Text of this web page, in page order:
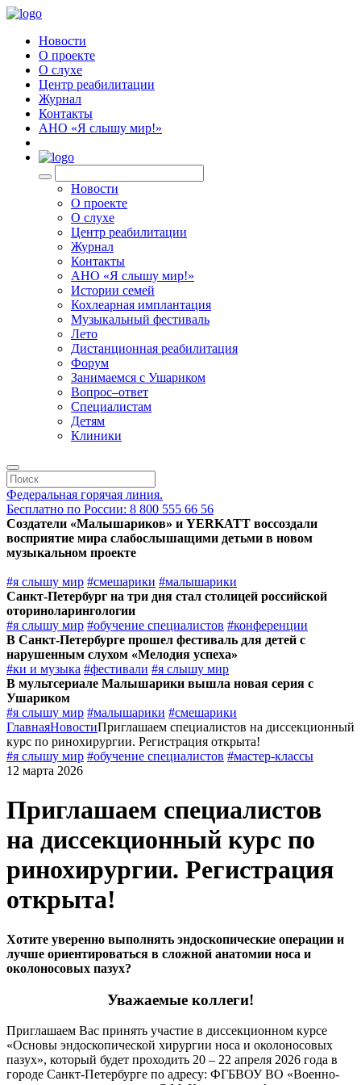
Новости
О проекте
О слухе
Центр реабилитации
Журнал
Контакты
АНО «Я слышу мир!»
Новости
О проекте
О слухе
Центр реабилитации
Журнал
Контакты
АНО «Я слышу мир!»
Истории семей
Кохлеарная имплантация
Музыкальный фестиваль
Лето
Дистанционная реабилитация
Форум
Занимаемся с Ушариком
Вопрос–ответ
Специалистам
Детям
Клиники
Федеральная горячая линия.
Бесплатно по России: 8 800 555 66 56
Создатели «Малышариков» и YERKATT воссоздали
восприятие мира слабослышащими детьми в новом
музыкальном проекте
#я слышу мир #смешарики #малышарики
Санкт-Петербург на три дня стал столицей российской
оториноларингологии
#я слышу мир #обучение специалистов #конференции
В Санкт-Петербурге прошел фестиваль для детей с
нарушенным слухом «Мелодия успеха»
#ки и музыка #фестивали #я слышу мир
В мультсериале Малышарики вышла новая серия с
Ушариком
#я слышу мир #малышарики #смешарики
ГлавнаяНовостиПриглашаем специалистов на диссекционный
курс по ринохирургии. Регистрация открыта!
#я слышу мир #обучение специалистов #мастер-классы
12 марта 2026
Приглашаем специалистов
на диссекционный курс по
ринохирургии. Регистрация
открыта!
Хотите уверенно выполнять эндоскопические операции и
лучше ориентироваться в сложной анатомии носа и
околоносовых пазух?
Уважаемые коллеги!
Приглашаем Вас принять участие в диссекционном курсе
«Основы эндоскопической хирургии носа и околоносовых
пазух», который будет проходить 20 – 22 апреля 2026 года в
городе Санкт-Петербурге по адресу: ФГБВОУ ВО «Военно-